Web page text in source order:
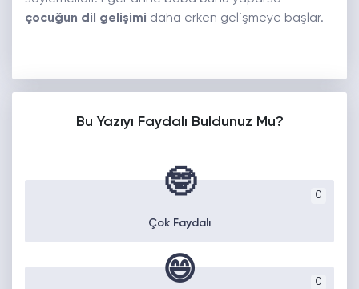
çocuğun dil gelişimi daha erken gelişmeye başlar.
Bu Yazıyı Faydalı Buldunuz Mu?
0
🤓
Çok Faydalı
0
😄